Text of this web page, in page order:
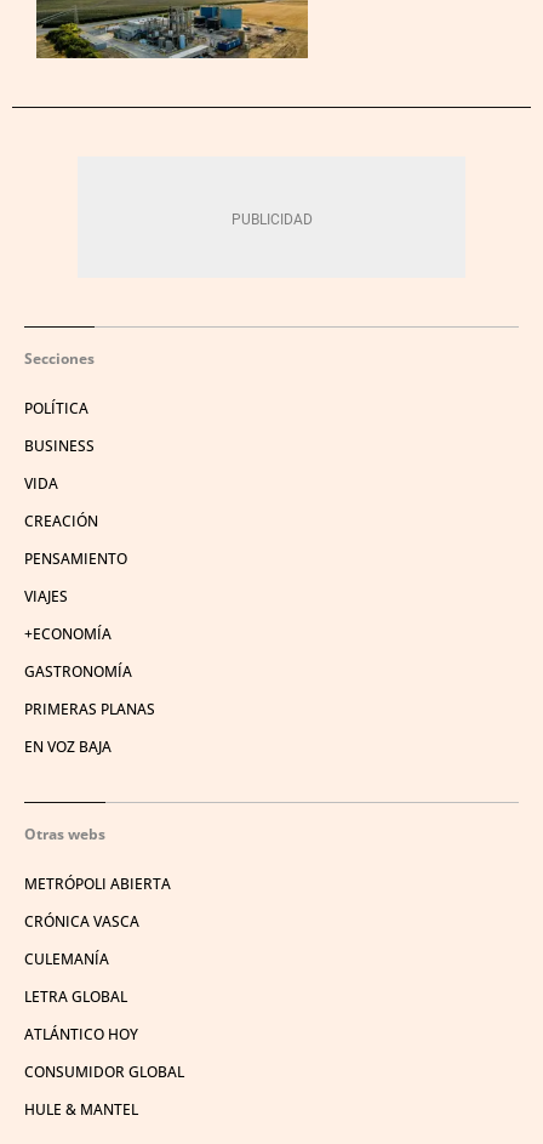
Secciones
POLÍTICA
BUSINESS
VIDA
CREACIÓN
PENSAMIENTO
VIAJES
+ECONOMÍA
GASTRONOMÍA
PRIMERAS PLANAS
EN VOZ BAJA
Otras webs
METRÓPOLI ABIERTA
CRÓNICA VASCA
CULEMANÍA
LETRA GLOBAL
ATLÁNTICO HOY
CONSUMIDOR GLOBAL
HULE & MANTEL